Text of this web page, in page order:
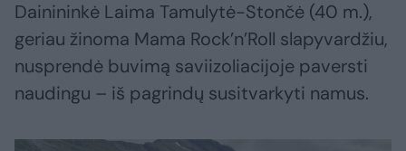
Dainininkė Laima Tamulytė-Stončė (40 m.),
geriau žinoma Mama Rock’n’Roll slapyvardžiu,
nusprendė buvimą saviizoliacijoje paversti
naudingu – iš pagrindų susitvarkyti namus.